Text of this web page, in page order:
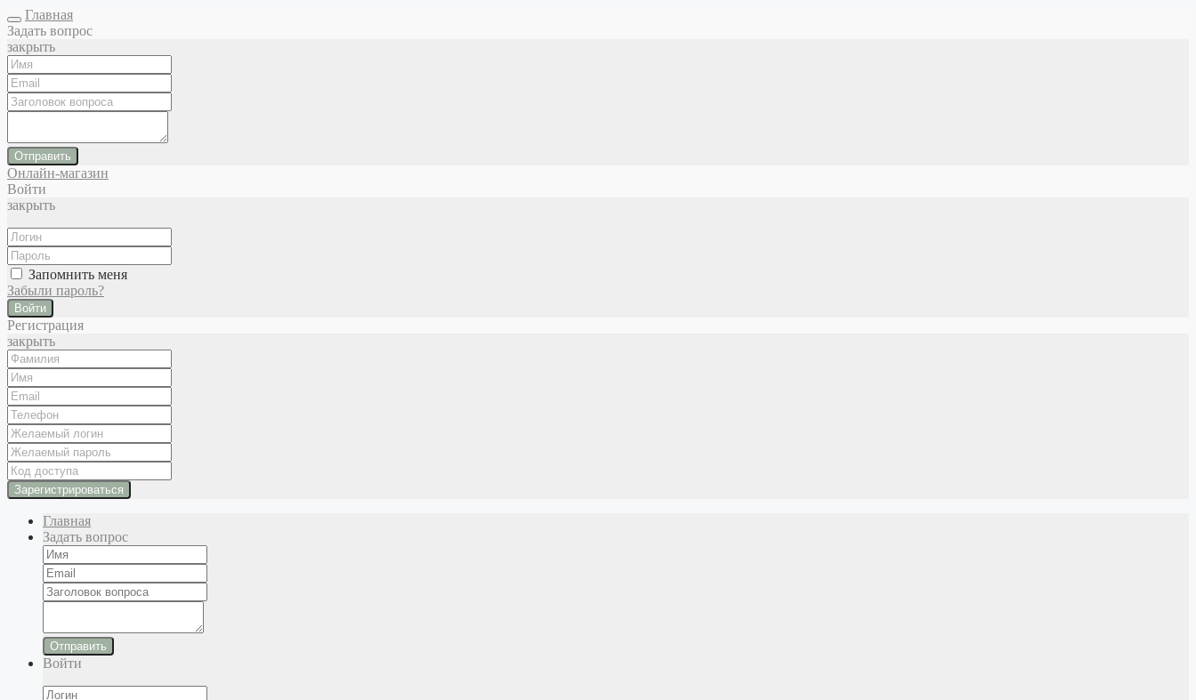
Главная
Задать вопрос
закрыть
Отправить
Онлайн-магазин
Войти
закрыть
Запомнить меня
Забыли пароль?
Войти
Регистрация
закрыть
Главная
Задать вопрос
Отправить
Войти